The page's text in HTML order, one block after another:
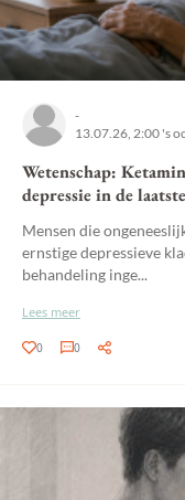
-
13.07.26, 2:00 's
Wetenschap:
depressie in de
Mensen die
ernstige depressieve
behandeling inge...
Lees meer
0 0